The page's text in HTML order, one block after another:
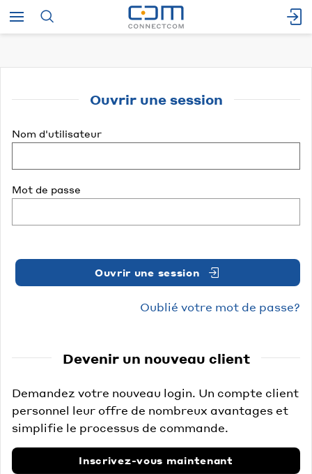
Ouvrir une session
Nom d'utilisateur
Mot de passe
Ouvrir une session
Oublié votre mot de passe?
Devenir un nouveau client
Demandez votre nouveau login. Un compte client
personnel leur offre de nombreux avantages et
simplifie le processus de commande.
Inscrivez-vous maintenant